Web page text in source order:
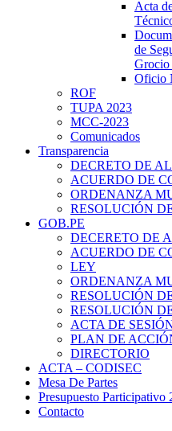
Acta
de
Grocio
Oficio
ROF
TUPA 2023
MCC-2023
Comunicados
Transparencia
DECRETO DE
ACUERDO DE
ORDENANZA
RESOLUCIÓN
GOB.PE
DECERETO DE
ACUERDO DE
LEY
ORDENANZA
RESOLUCIÓN
RESOLUCIÓN
ACTA DE
PLAN DE
DIRECTORIO
ACTA – CODISEC
Mesa De Partes
Presupuesto Participativo
Contacto